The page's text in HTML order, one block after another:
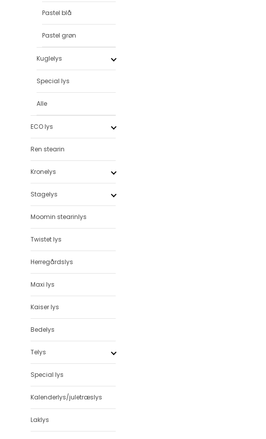
Pastel blå
Pastel grøn
Kuglelys
Special lys
Alle
ECO lys
Ren stearin
Kronelys
Stagelys
Moomin stearinlys
Twistet lys
Herregårdslys
Maxi lys
Kaiser lys
Bedelys
Telys
Special lys
Kalenderlys/juletræslys
Laklys